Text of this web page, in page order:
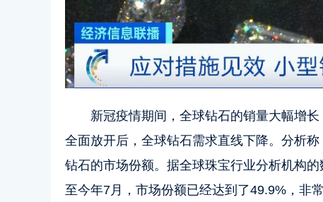
新冠疫情期间，全球钻石的销量大幅增
全面放开后，全球钻石需求直线下降。分析
钻石的市场份额。据全球珠宝行业分析机构
至今年7月，市场份额已经达到了49.9%，非